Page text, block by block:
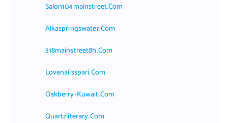
Salon104mainstreet.com
Alkaspringswater.com
318mainstreet8h.com
Lovenailsspari.com
Oakberry-Kuwait.com
Quartzliterary.com